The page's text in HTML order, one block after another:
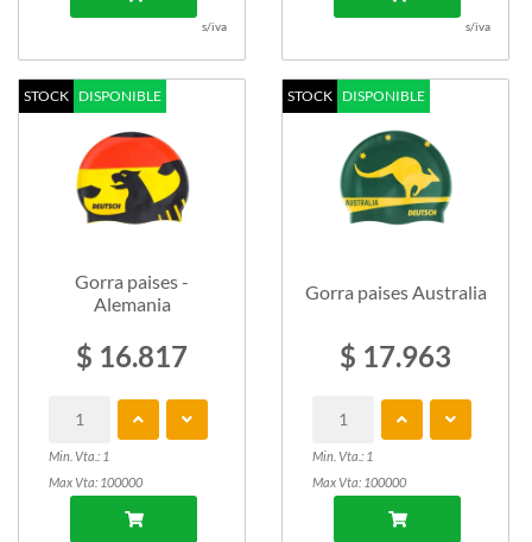
s/iva s/iva
STOCK DISPONIBLE
Gorra paises -
Alemania
$ 16.817
Min. Vta.: 1
Max Vta: 100000
STOCK DISPONIBLE
Gorra paises Australia
$ 17.963
Min. Vta.: 1
Max Vta: 100000